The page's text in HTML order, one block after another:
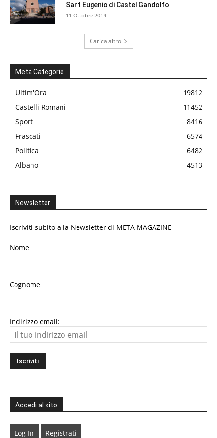
Sant Eugenio di Castel Gandolfo
11 Ottobre 2014
Carica altro
Meta Categorie
Ultim'Ora
19812
Castelli Romani
11452
Sport
8416
Frascati
6574
Politica
6482
Albano
4513
Newsletter
Iscriviti subito alla Newsletter di META MAGAZINE
Nome
Cognome
Indirizzo email:
Accedi al sito
Log In Registrati